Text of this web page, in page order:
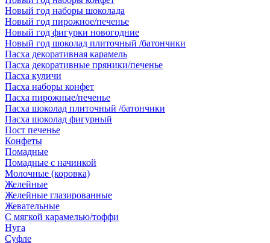
Новый год наборы шоколада
Новый год пирожное/печенье
Новый год фигурки новогодние
Новый год шоколад плиточный /батончики
Пасха декоративная карамель
Пасха декоративные пряники/печенье
Пасха куличи
Пасха наборы конфет
Пасха пирожные/печенье
Пасха шоколад плиточный /батончики
Пасха шоколад фигурный
Пост печенье
Конфеты
Помадные
Помадные с начинкой
Молочные (коровка)
Желейные
Желейные глазированные
Жевательные
С мягкой карамелью/тоффи
Нуга
Суфле